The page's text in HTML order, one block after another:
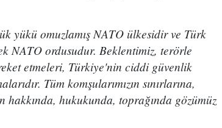
yükü omuzlamış NATO ülkesidir ve Türk
NATO ordusudur. Beklentimiz, terörle
etmeleri, Türkiye'nin ciddi güvenlik
Tüm komşularımızın sınırlarına,
hakkında, hukukunda, toprağında gözümüz